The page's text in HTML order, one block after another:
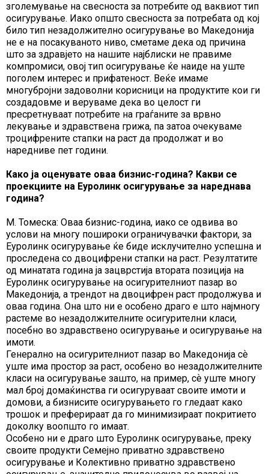
зголемување на свесноста за потребите од ваквиот тип
осигурување. Иако општо свесноста за потребата од кој
било тип незадолжително осигурување во Македонија
не е на посакуваното ниво, сметаме дека од причина
што за здравјето на нашите најблиски не правиме
компромиси, овој тип осигурување ќе наиде на уште
поголем интерес и прифатеност. Веќе имаме
многубројни задоволни корисници на продуктите кои ги
создадовме и веруваме дека во целост ги
пресретнуваат потребите на граѓаните за врвно
лекување и здравствена грижа, па затоа очекуваме
троцифрените стапки на раст да продолжат и во
наредниве пет години.
Како ја оценувате оваа бизнис-година? Какви се
проекциите на Еуролинк осигурување за нареднава
година?
М. Томеска: Оваа бизнис-година, иако се одвива во
услови на многу пошироки ограничувачки фактори, за
Еуролинк осигурување ќе биде исклучително успешна и
проследена со двоцифрени стапки на раст. Резултатите
од минатата година ја зацврстија втората позиција на
Еуролинк осигурување на осигурителниот пазар во
Македонија, а трендот на двоцифрен раст продолжува и
оваа година. Она што ни е особено драго е што најмногу
растеме во незадолжителните осигурителни класи,
посебно во здравствено осигурување и осигурување на
имоти.
Генерално на осигурителниот пазар во Македонија сѐ
уште има простор за раст, особено во незадолжителните
класи на осигурување зашто, на пример, сѐ уште многу
мал број домаќинства ги осигуруваат своите имоти и
домови, а бизнисите осигурувањето го гледаат како
трошок и преферираат да го минимизираат покритието
доколку воопшто го имаат.
Особено ни е драго што Еуролинк осигурување, преку
своите продукти Семејно приватно здравствено
осигурување и Колективно приватно здравствено